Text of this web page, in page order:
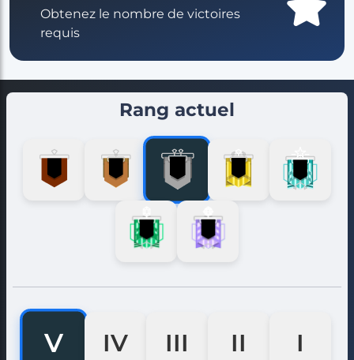
Obtenez le nombre de victoires
requis
Rang actuel
V IV III II I